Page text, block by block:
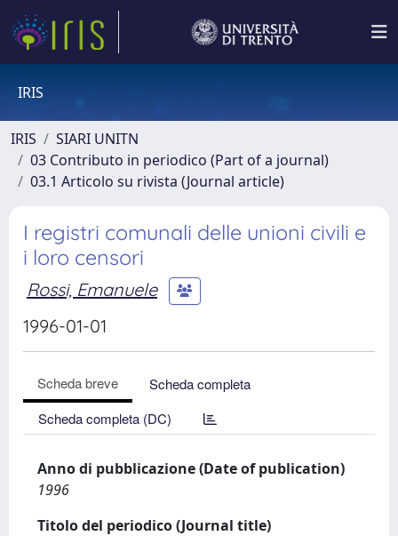
IRIS
IRIS
SIARI UNITN
03 Contributo in periodico (Part of a journal)
03.1 Articolo su rivista (Journal article)
I registri comunali delle unioni civili e
i loro censori
Rossi, Emanuele
1996-01-01
Scheda breve
Scheda completa
Scheda completa (DC)
Anno di pubblicazione (Date of publication)
1996
Titolo del periodico (Journal title)